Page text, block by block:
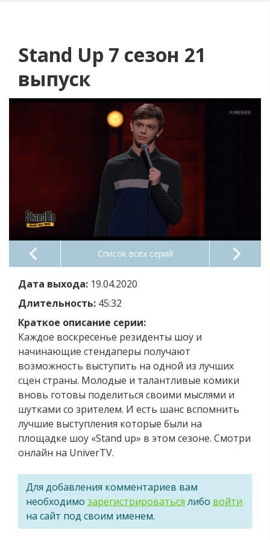
Stand Up 7 сезон 21
выпуск
Список всех серий
Дата выхода: 19.04.2020
Длительность: 45:32
Краткое описание серии:
Каждое воскресенье резиденты шоу и
начинающие стендаперы получают
возможность выступить на одной из лучших
сцен страны. Молодые и талантливые комики
вновь готовы поделиться своими мыслями и
шутками со зрителем. И есть шанс вспомнить
лучшие выступления которые были на
площадке шоу «Stand up» в этом сезоне. Смотри
онлайн на UniverTV.
Для добавления комментариев вам
необходимо зарегистрироваться либо войти
на сайт под своим именем.